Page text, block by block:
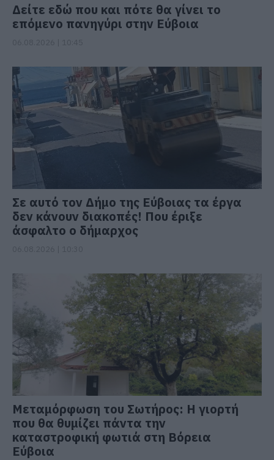
Δείτε εδώ που και πότε θα γίνει το
επόμενο πανηγύρι στην Εύβοια
Σε αυτό τον Δήμο της Εύβοιας τα έργα
δεν κάνουν διακοπές! Που έριξε
άσφαλτο ο δήμαρχος
Μεταμόρφωση του Σωτήρος: Η γιορτή
που θα θυμίζει πάντα την
καταστροφική φωτιά στη Βόρεια
Εύβοια